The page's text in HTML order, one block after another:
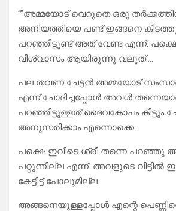
“”അമ്മയോട് വെറുതെ ഒരു
അനിയത്തിയെ പണ്ട് ഇങ്ങനെ
പറഞ്ഞിട്ടുണ്ട് അത് വേണ്ട എന്ന്.
വിശ്വാസം ആയിരുന്നു വലുത്….
പല തവണ ചേട്ടൻ അമ്മയോട്
എന്ന് ചോദിച്ചപ്പോൾ അവൾ
പറഞ്ഞിട്ടുള്ളത് ദൈവകോപം കിട്ടും
അനുസരിക്കാം എന്നൊക്കെ…
പക്ഷെ ഇവിടെ ശ്രീ തന്നെ പറഞ്ഞു
പറ്റുന്നില്ല എന്ന്. അവളുടെ
കേട്ടിട്ട് പോലുമില്ല.
അങ്ങനെയുള്ളപ്പോൾ എന്റെ